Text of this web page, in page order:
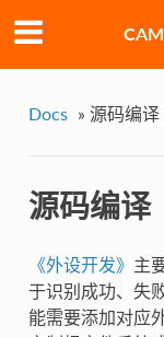
Docs » 源码编译
源码编译
《外设开发》 主
于识别成功、失
能需要添加对应